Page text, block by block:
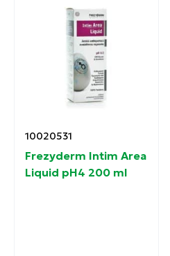
10020531
Frezyderm Intim Area
Liquid pH4 200 ml